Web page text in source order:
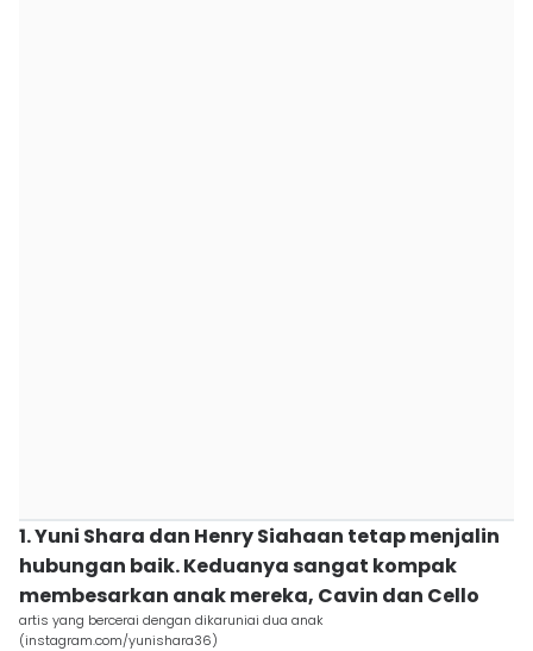
1. Yuni Shara dan Henry Siahaan tetap menjalin
hubungan baik. Keduanya sangat kompak
membesarkan anak mereka, Cavin dan Cello
artis yang bercerai dengan dikaruniai dua anak
(instagram.com/yunishara36)